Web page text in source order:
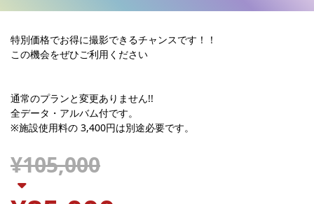
特別価格でお得に撮影できるチャンスです！！
この機会をぜひご利用ください
通常のプランと変更ありません!!
全データ・アルバム付です。
※施設使用料の 3,400円は別途必要です。
¥105,000